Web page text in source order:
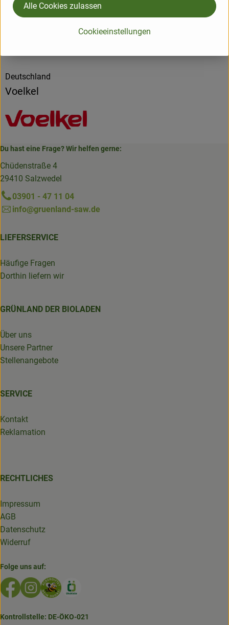
Deutschland
Voelkel
Du hast eine Frage? Wir helfen gerne:
Chüdenstraße 4
29410 Salzwedel
03901 - 47 11 04
info@gruenland-saw.de
LIEFERSERVICE
Häufige Fragen
Dorthin liefern wir
GRÜNLAND DER BIOLADEN
Über uns
Unsere Partner
Stellenangebote
SERVICE
Kontakt
Reklamation
RECHTLICHES
Impressum
AGB
Datenschutz
Widerruf
Folge uns auf:
Externer Link zu https://www.facebook.com/
Externer Link zu https://www.instagram.com/
Externer Link zu https://www.bioladen-
Kontrollstelle: DE-ÖKO-021
Cookieeinstellungen
Alle Cookies zulassen